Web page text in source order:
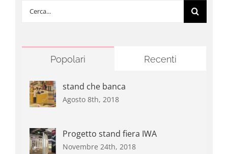
Cerca
Popolari Recenti
stand che banca
Agosto 8th, 2018
Progetto stand fiera IWA
Novembre 24th, 2018